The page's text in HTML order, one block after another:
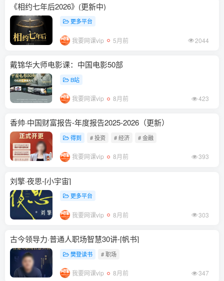
《相约七年后2026》(更新中)
更多平台
我要网课vip 5月前 2044
戴锦华大师电影课：中国电影50部
B站
我要网课vip 8月前 423
香帅·中国财富报告-年度报告2025-2026（更新）
得到 # 投资 # 经济 # 金融
我要网课vip 8月前 393
刘擎·夜思-[小宇宙]
更多平台
我要网课vip 8月前 303
古今领导力·普通人职场智慧30讲-[帆书]
樊登读书 # 职场
我要网课vip 8月前 347